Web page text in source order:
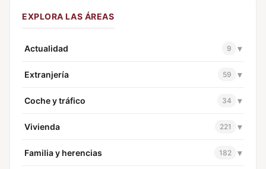
EXPLORA LAS ÁREAS
Actualidad 9 ▾
Extranjería 59 ▾
Coche y tráfico 34 ▾
Vivienda 221 ▾
Familia y herencias 182 ▾